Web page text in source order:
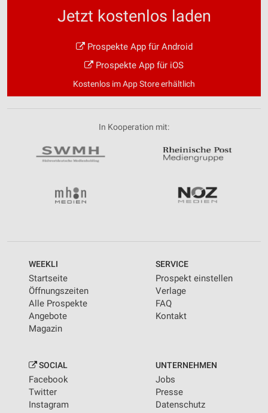
Jetzt kostenlos laden
Prospekte App für Android
Prospekte App für iOS
Kostenlos im App Store erhältlich
In Kooperation mit:
WEEKLI
Startseite
Öffnungszeiten
Alle Prospekte
Angebote
Magazin
SERVICE
Prospekt einstellen
Verlage
FAQ
Kontakt
SOCIAL
Facebook
Twitter
Instagram
UNTERNEHMEN
Jobs
Presse
Datenschutz